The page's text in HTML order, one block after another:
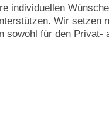
individuellen
Wir setzen
sowohl für den